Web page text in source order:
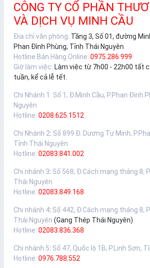
CÔNG TY CỔ PHẦN
VÀ DỊCH VỤ MINH CẦU
Địa chỉ văn phòng: Tầng 3, Số 01, đường
Phan Đình Phùng, Tỉnh Thái Nguyên
Hotline Bán Hàng Online: 0975.286.999
Giờ làm việc: Làm việc từ 7h00 - 22h00 tất
tuần, kể cả lễ tết.
Chi Nhánh 1 : Số 1, Đ.Minh Cầu, P.Phan Đình
Nguyên
Hotline: 0208.625.1512
Chi Nhánh 2: Số 899 Đ. Dương Tự Minh,
Tỉnh Thái Nguyên
Hotline: 02083.841.002
Chi nhánh 3: Số 568, Đ.Cách mạng tháng 8,
Thái Nguyên
Hotline: 02083.849.168
Chi nhánh 4: Số 442, Đ.Cách mạng tháng 8,
Thái Nguyên (Gang Thép Thái Nguyên)
Hotline: 02083.836.368
Chi nhánh 5: Số 47, Quốc lộ 1B, P.Linh Sơn,
Hotline: 0976.788.552